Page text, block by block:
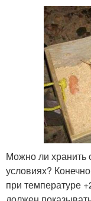
Можно ли хранить
условиях?
при температуре